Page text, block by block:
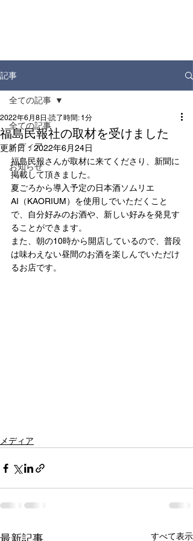
記事
全ての記事
メディア
お知らせ
全ての記事
福島民報社の取材を受けました
2022年6月8日 読了時間: 1分
更新日：2022年6月24日
福島民報さんが取材に来てくださり、新聞に
掲載して頂きました。
夏ごろから導入予定の日本酒ソムリエ
AI（KAORIUM）を使用しでいただくこと
で、自分好みのお酒や、新しい好みを発見す
ることができます。
また、朝の10時から開店しているので、普段
は味わえない昼間のお酒を楽しんでいただけ
るお店です。
メディア
すべて表示